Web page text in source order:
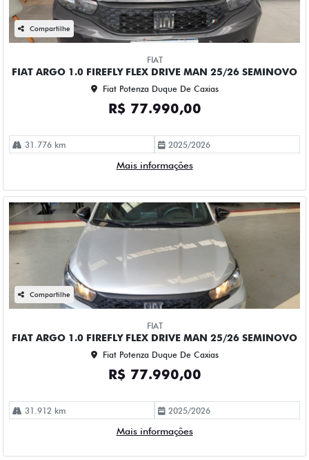
Compartilhe
FIAT
FIAT ARGO 1.0 FIREFLY FLEX DRIVE MAN 25/26 SEMINOVO
Fiat Potenza Duque De Caxias
R$ 77.990,00
31.776 km 2025/2026
Mais informações
Compartilhe
FIAT
FIAT ARGO 1.0 FIREFLY FLEX DRIVE MAN 25/26 SEMINOVO
Fiat Potenza Duque De Caxias
R$ 77.990,00
31.912 km 2025/2026
Mais informações